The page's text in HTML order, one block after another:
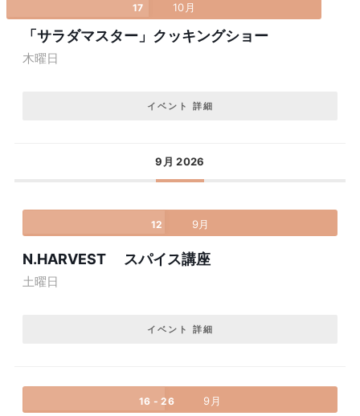
17 10月
「サラダマスター」クッキングショー
木曜日
イベント 詳細
9月 2026
12 9月
N.HARVEST スパイス講座
土曜日
イベント 詳細
16 - 26 9月